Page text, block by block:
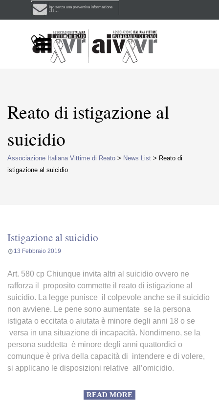
Vai ai contenutiNon c'è diritto senza una preventiva informazione
Salta menù
Reato di istigazione al
suicidio
Associazione Italiana Vittime di Reato > News List > Reato di
istigazione al suicidio
Istigazione al suicidio
13 Febbraio 2019
Art. 580 cp Chiunque invita altri al suicidio ovvero ne
rafforza il proposito commette il reato di istigazione al
suicidio. La legge punisce il colpevole anche se il suicidio
non avviene. Le pene sono aumentate se la persona
istigata o eccitata o aiutata è minore degli anni 18 o se
versa in una situazione di incapacità. Nondimeno, se la
persona suddetta è minore degli anni quattordici o
comunque è priva della capacità di intendere e di volere,
si applicano le disposizioni relative all’omicidio.
READ MORE